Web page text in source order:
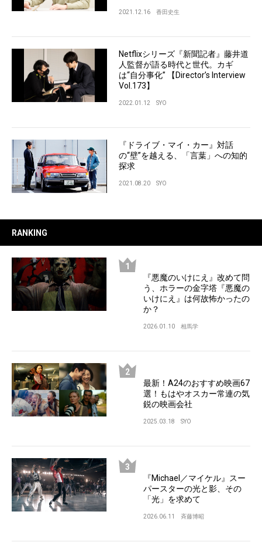
2021.12.16 香田史生
Netflixシリーズ『新聞記者』藤井道
人監督が語る時代と世代。カギ
は“自分事化” 【Director’s Interview
Vol.173】
2022.01.12 SYO
『ドライブ・マイ・カー』対話
の“壁”を越える、「言葉」への知的
探求
2021.08.20 SYO
RANKING
『悪魔のいけにえ』改めて問
う、ホラーの金字塔『悪魔の
いけにえ』は何故怖かったの
か？
2026.01.10 相馬学
最新！A24のおすすめ映画67
選！もはやオスカー常連の気
鋭の映画会社
2025.03.18 SYO
『Michael／マイケル』スー
パースターの光と影、その
「光」を求めて
2026.06.11 斉藤博昭